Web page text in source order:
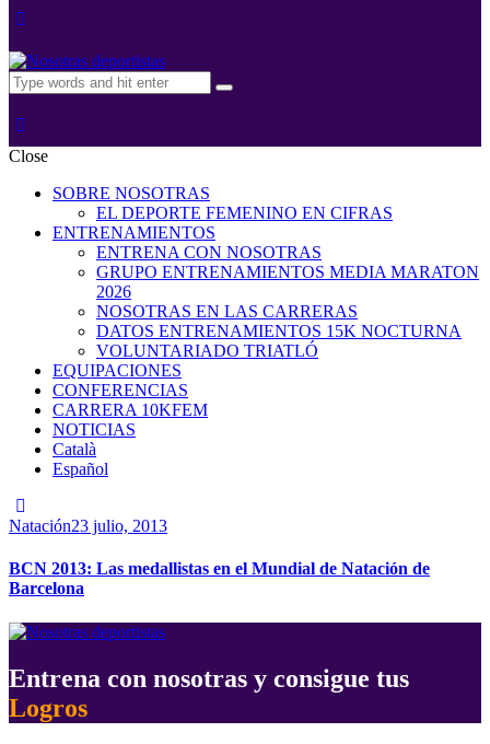
Close
SOBRE NOSOTRAS
EL DEPORTE FEMENINO EN CIFRAS
ENTRENAMIENTOS
ENTRENA CON NOSOTRAS
GRUPO ENTRENAMIENTOS MEDIA MARATON
2026
NOSOTRAS EN LAS CARRERAS
DATOS ENTRENAMIENTOS 15K NOCTURNA
VOLUNTARIADO TRIATLÓ
EQUIPACIONES
CONFERENCIAS
CARRERA 10KFEM
NOTICIAS
Català
Español
Natación23 julio, 2013
BCN 2013: Las medallistas en el Mundial de Natación de
Barcelona
Entrena con nosotras y consigue tus
Logros